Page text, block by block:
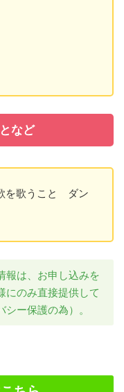
など
を歌うこと ダン
報は、お申し込みを
にのみ直接提供して
ー保護の為）。